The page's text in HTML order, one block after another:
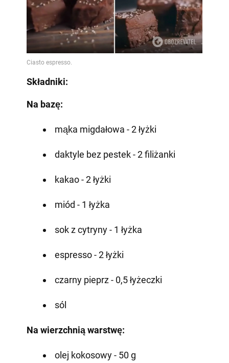
Składniki:
Na bazę:
mąka migdałowa - 2 łyżki
daktyle bez pestek - 2 filiżanki
kakao - 2 łyżki
miód - 1 łyżka
sok z cytryny - 1 łyżka
espresso - 2 łyżki
czarny pieprz - 0,5 łyżeczki
sól
Na wierzchnią warstwę:
olej kokosowy - 50 g